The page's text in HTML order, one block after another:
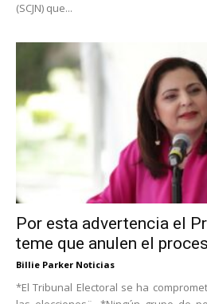
(SCJN) que...
Por esta advertencia el
teme que anulen el
Billie Parker Noticias
*El Tribunal Electoral se ha